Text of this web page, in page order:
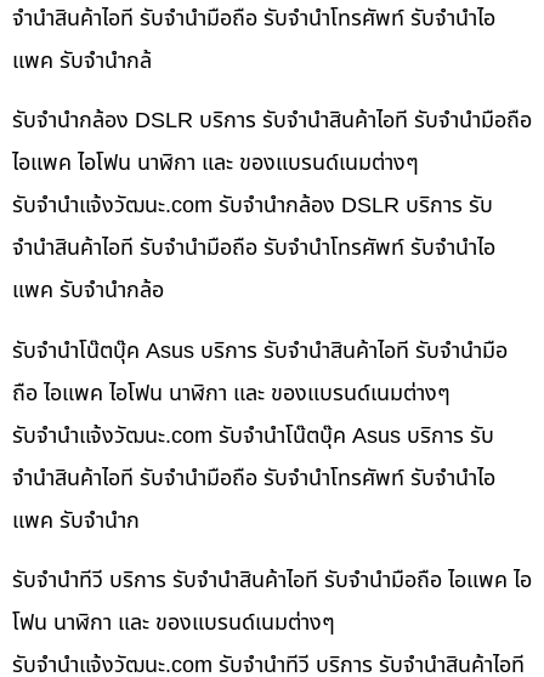
จำนำสินค้าไอที รับจำนำมือถือ รับจำนำโทรศัพท์ รับจำนำไอ
แพค รับจำนำกล้
รับจำนำกล้อง DSLR บริการ รับจำนำสินค้าไอที รับจำนำมือถือ
ไอแพค ไอโฟน นาฬิกา และ ของแบรนด์เนมต่างๆ
รับจํานําแจ้งวัฒนะ.com รับจำนำกล้อง DSLR บริการ รับ
จำนำสินค้าไอที รับจำนำมือถือ รับจำนำโทรศัพท์ รับจำนำไอ
แพค รับจำนำกล้อ
รับจำนำโน๊ตบุ๊ค Asus บริการ รับจำนำสินค้าไอที รับจำนำมือ
ถือ ไอแพค ไอโฟน นาฬิกา และ ของแบรนด์เนมต่างๆ
รับจํานําแจ้งวัฒนะ.com รับจำนำโน๊ตบุ๊ค Asus บริการ รับ
จำนำสินค้าไอที รับจำนำมือถือ รับจำนำโทรศัพท์ รับจำนำไอ
แพค รับจำนำก
รับจำนำทีวี บริการ รับจำนำสินค้าไอที รับจำนำมือถือ ไอแพค ไอ
โฟน นาฬิกา และ ของแบรนด์เนมต่างๆ
รับจํานําแจ้งวัฒนะ.com รับจำนำทีวี บริการ รับจำนำสินค้าไอที